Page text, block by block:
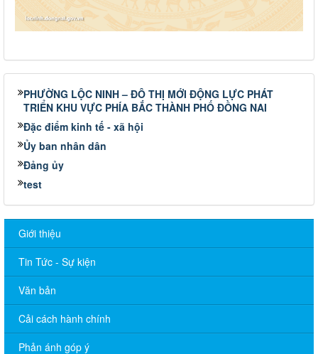
PHƯỜNG LỘC NINH – ĐÔ THỊ MỚI ĐỘNG LỰC PHÁT
TRIỂN KHU VỰC PHÍA BẮC THÀNH PHỐ ĐỒNG NAI
Đặc điểm kinh tế - xã hội
Ủy ban nhân dân
Đảng ủy
test
Giới thiệu
Tin Tức - Sự kiện
Văn bản
Cải cách hành chính
Phản ánh góp ý